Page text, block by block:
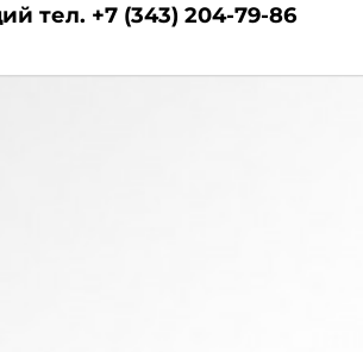
тел. +7 (343) 204-79-86